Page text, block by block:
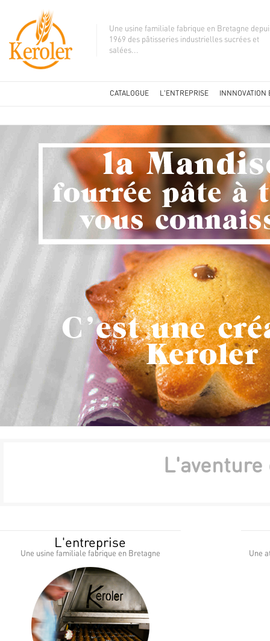
Une usine familiale fabrique en Bretagne
1969 des pâtisseries industrielles sucrées et
salées...
CATALOGUE L'ENTREPRISE INNNOVATION
L'aventure
L'entreprise
Une usine familiale fabrique en Bretagne Une